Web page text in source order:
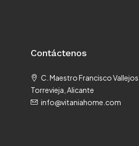
Contáctenos
C. Maestro Francisco
Torrevieja, Alicante
info@vitaniahome.com